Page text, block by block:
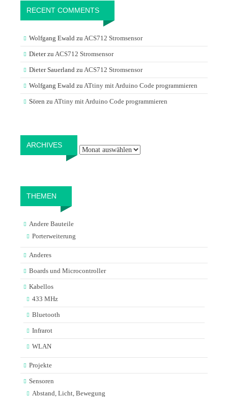
RECENT COMMENTS
Wolfgang Ewald zu ACS712 Stromsensor
Dieterzu ACS712 Stromsensor
Dieter Sauerland zu ACS712 Stromsensor
Wolfgang Ewald zu ATtiny mit Arduino Code programmieren
Sören zu ATtiny mit Arduino Code programmieren
ARCHIVES
THEMEN
Andere Bauteile
Porterweiterung
Anderes
Boards und Microcontroller
Kabellos
433 MHz
Bluetooth
Infrarot
WLAN
Projekte
Sensoren
Abstand, Licht, Bewegung